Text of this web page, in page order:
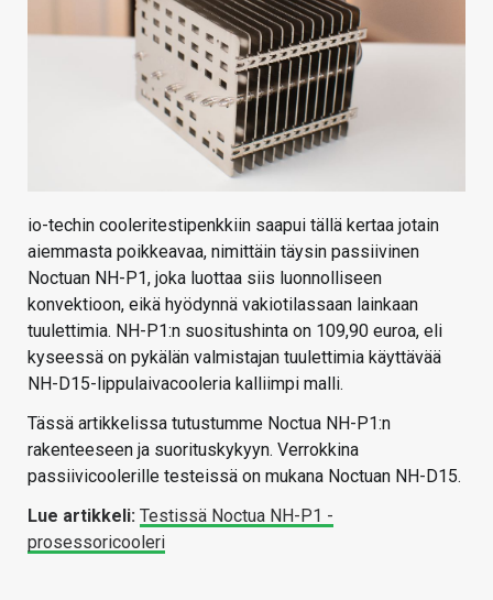
io-techin cooleritestipenkkiin saapui tällä kertaa jotain
aiemmasta poikkeavaa, nimittäin täysin passiivinen
Noctuan NH-P1, joka luottaa siis luonnolliseen
konvektioon, eikä hyödynnä vakiotilassaan lainkaan
tuulettimia. NH-P1:n suositushinta on 109,90 euroa, eli
kyseessä on pykälän valmistajan tuulettimia käyttävää
NH-D15-lippulaivacooleria kalliimpi malli.
Tässä artikkelissa tutustumme Noctua NH-P1:n
rakenteeseen ja suorituskykyyn. Verrokkina
passiivicoolerille testeissä on mukana Noctuan NH-D15.
Lue artikkeli: Testissä Noctua NH-P1 -
prosessoricooleri